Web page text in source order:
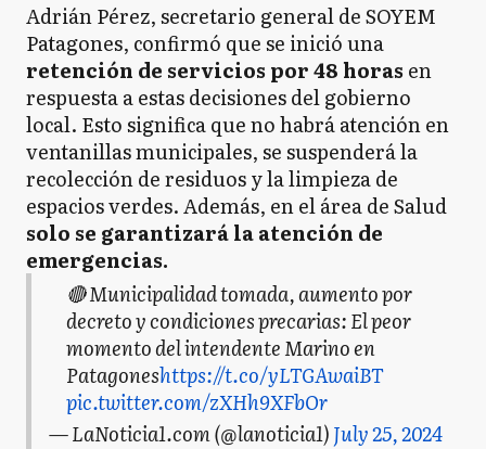
Adrián Pérez, secretario general de SOYEM
Patagones, confirmó que se inició una
retención de servicios por 48 horas en
respuesta a estas decisiones del gobierno
local. Esto significa que no habrá atención en
ventanillas municipales, se suspenderá la
recolección de residuos y la limpieza de
espacios verdes. Además, en el área de Salud
solo se garantizará la atención de
emergencias.
🔴 Municipalidad tomada, aumento por
decreto y condiciones precarias: El peor
momento del intendente Marino en
Patagoneshttps://t.co/yLTGAwaiBT
pic.twitter.com/zXHh9XFbOr
— LaNoticia1.com (@lanoticia1)July 25, 2024